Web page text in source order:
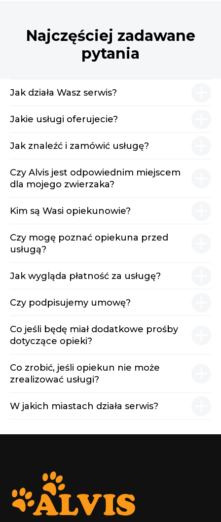
Najczęściej zadawane
pytania
Jak działa Wasz serwis?
Jakie usługi oferujecie?
Jak znaleźć i zamówić usługę?
Czy Alvis jest odpowiednim miejscem
dla mojego zwierzaka?
Kim są Wasi opiekunowie?
Czy mogę poznać opiekuna przed
usługą?
Jak wygląda płatność za usługę?
Czy podpisujemy umowę?
Co jeśli będę miał dodatkowe prośby
dotyczące opieki?
Co zrobić, jeśli opiekun nie może
zrealizować usługi?
W jakich miastach działa serwis?